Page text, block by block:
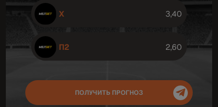
X 3,40
П2 2,60
ПОЛУЧИТЬ ПРОГНОЗ